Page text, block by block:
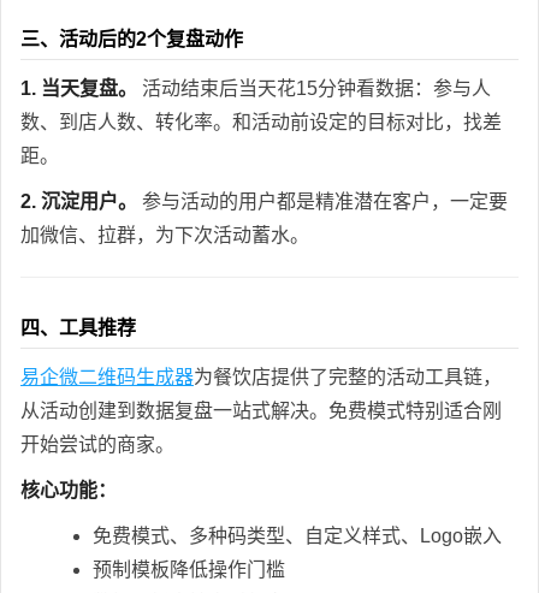
三、活动后的2个复盘动作
1. 当天复盘。
活动结束后当天花15分钟看数据：参与人
数、到店人数、转化率。和活动前设定的目标对比，找差
距。
2. 沉淀用户。
参与活动的用户都是精准潜在客户，一定要
加微信、拉群，为下次活动蓄水。
四、工具推荐
易企微二维码生成器为餐饮店提供了完整的活动工具链，
从活动创建到数据复盘一站式解决。免费模式特别适合刚
开始尝试的商家。
核心功能：
免费模式、多种码类型、自定义样式、Logo嵌入
预制模板降低操作门槛